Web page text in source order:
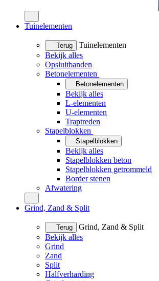
Tuinelementen
Terug
Tuinelementen
Bekijk alles
Opsluitbanden
Betonelementen
Betonelementen
Bekijk alles
L-elementen
U-elementen
Traptreden
Stapelblokken
Stapelblokken
Bekijk alles
Stapelblokken beton
Stapelblokken getrommeld
Border stenen
Afwatering
Grind, Zand & Split
Terug
Grind, Zand & Split
Bekijk alles
Grind
Zand
Split
Halfverharding